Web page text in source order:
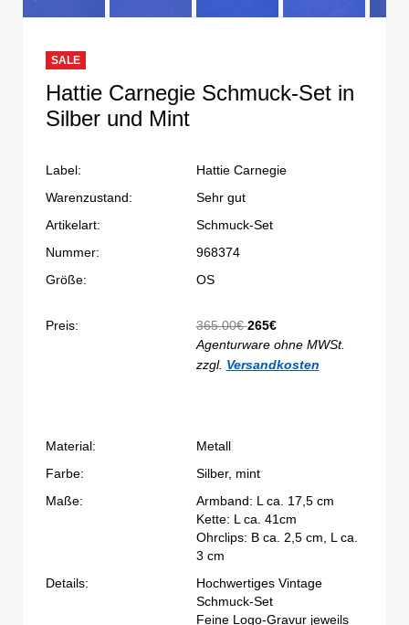
SALE
Hattie Carnegie Schmuck-Set in
Silber und Mint
Label:
Hattie Carnegie
Warenzustand:
Sehr gut
Artikelart:
Schmuck-Set
Nummer:
968374
Größe:
OS
Preis: 365.00€265€
Agenturware ohne MWSt.
zzgl. Versandkosten
Material:
Metall
Farbe:
Silber, mint
Maße:
Armband: L ca. 17,5 cm
Kette: L ca. 41cm
Ohrclips: B ca. 2,5 cm, L ca.
3 cm
Details:
Hochwertiges Vintage
Schmuck-Set
Feine Logo-Gravur jeweils